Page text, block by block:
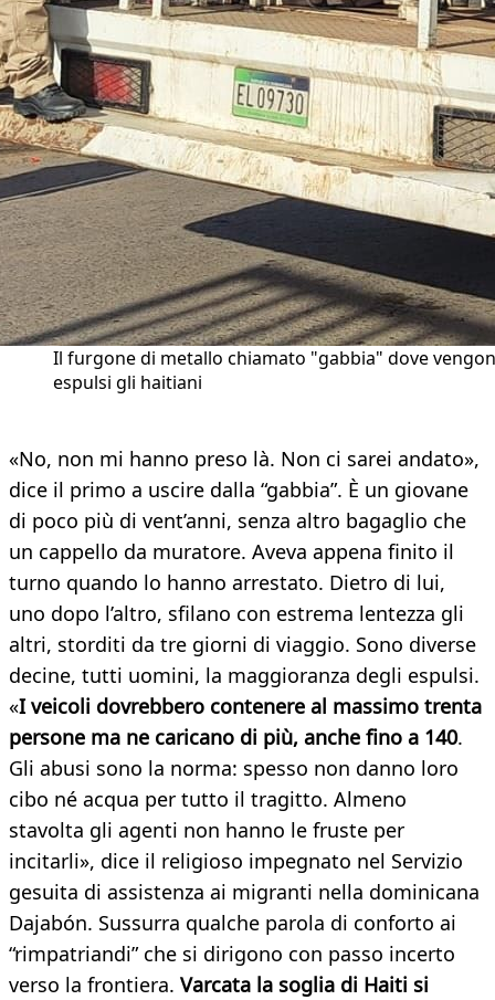
Il furgone di metallo chiamato "gabbia" dove
espulsi gli haitiani
«No, non mi hanno preso là. Non ci sarei andato»,
dice il primo a uscire dalla “gabbia”. È un giovane
di poco più di vent’anni, senza altro bagaglio che
un cappello da muratore. Aveva appena finito il
turno quando lo hanno arrestato. Dietro di lui,
uno dopo l’altro, sfilano con estrema lentezza gli
altri, storditi da tre giorni di viaggio. Sono diverse
decine, tutti uomini, la maggioranza degli espulsi.
«I veicoli dovrebbero contenere al massimo trenta
persone ma ne caricano di più, anche fino a 140.
Gli abusi sono la norma: spesso non danno loro
cibo né acqua per tutto il tragitto. Almeno
stavolta gli agenti non hanno le fruste per
incitarli», dice il religioso impegnato nel Servizio
gesuita di assistenza ai migranti nella dominicana
Dajabón. Sussurra qualche parola di conforto ai
“rimpatriandi” che si dirigono con passo incerto
verso la frontiera. Varcata la soglia di Haiti si